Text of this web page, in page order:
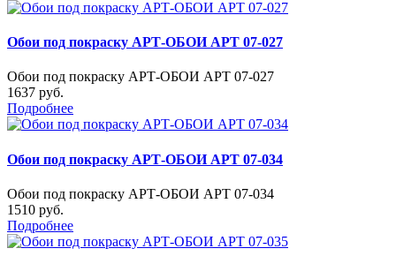
Обои под покраску АРТ-ОБОИ АРТ 07-027
Обои под покраску АРТ-ОБОИ АРТ 07-027
1637 руб.
Подробнее
Обои под покраску АРТ-ОБОИ АРТ 07-034
Обои под покраску АРТ-ОБОИ АРТ 07-034
1510 руб.
Подробнее